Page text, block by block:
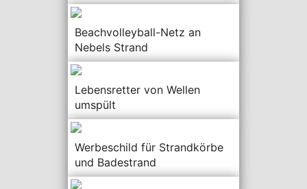
Beachvolleyball-Netz an
Nebels Strand
Lebensretter von Wellen
umspült
Werbeschild für Strandkörbe
und Badestrand